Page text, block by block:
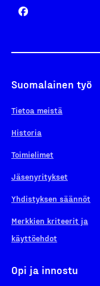
Suomalainen työ
Tietoa meistä
Historia
Toimielimet
Jäsenyritykset
Yhdistyksen säännöt
Merkkien kriteerit ja
käyttöehdot
Opi ja innostu